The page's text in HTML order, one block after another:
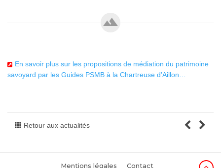
En savoir plus sur les propositions de médiation du patrimoine
savoyard par les Guides PSMB à la Chartreuse d’Aillon…
Retour aux actualités
Mentions légales Contact